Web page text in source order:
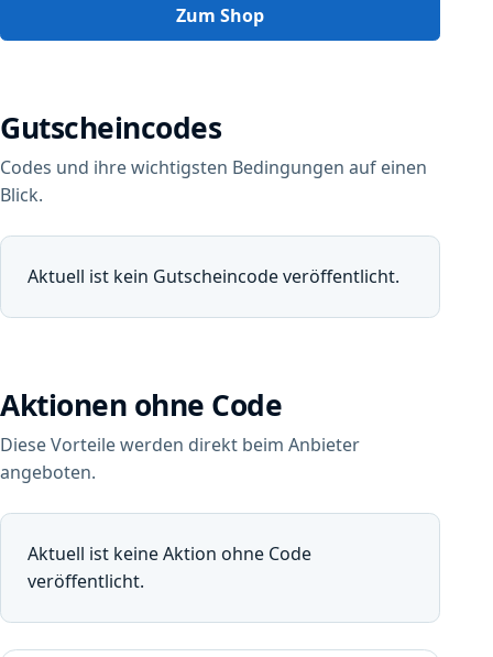
Zum Shop
Gutscheincodes
Codes und ihre wichtigsten Bedingungen auf einen
Blick.
Aktuell ist kein Gutscheincode veröffentlicht.
Aktionen ohne Code
Diese Vorteile werden direkt beim Anbieter
angeboten.
Aktuell ist keine Aktion ohne Code
veröffentlicht.